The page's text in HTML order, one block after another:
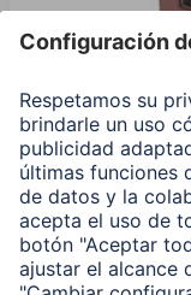
Hama Power
USB-C, USB-A,
00201714